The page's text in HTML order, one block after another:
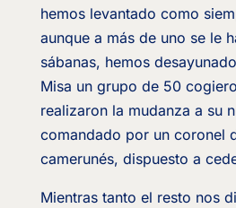
hemos levantado como
aunque a más de uno se le
sábanas, hemos
Misa un grupo de 50
realizaron la mudanza a su
comandado por un coronel
camerunés, dispuesto a
Mientras tanto el resto nos